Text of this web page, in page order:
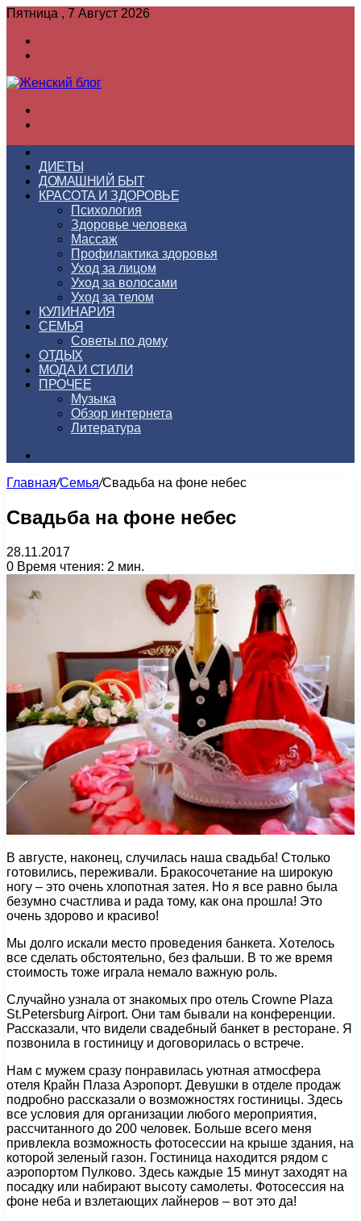
Пятница , 7 Август 2026
ДИЕТЫ
ДОМАШНИЙ БЫТ
КРАСОТА И ЗДОРОВЬЕ
Психология
Здоровье человека
Массаж
Профилактика здоровья
Уход за лицом
Уход за волосами
Уход за телом
КУЛИНАРИЯ
СЕМЬЯ
Советы по дому
ОТДЫХ
МОДА И СТИЛИ
ПРОЧЕЕ
Музыка
Обзор интернета
Литература
Главная/Семья/Свадьба на фоне небес
Свадьба на фоне небес
28.11.2017
0 Время чтения: 2 мин.
В августе, наконец, случилась наша свадьба! Столько
готовились, переживали. Бракосочетание на широкую
ногу – это очень хлопотная затея. Но я все равно была
безумно счастлива и рада тому, как она прошла! Это
очень здорово и красиво!
Мы долго искали место проведения банкета. Хотелось
все сделать обстоятельно, без фальши. В то же время
стоимость тоже играла немало важную роль.
Случайно узнала от знакомых про отель Crowne Plaza
St.Petersburg Airport. Они там бывали на конференции.
Рассказали, что видели свадебный банкет в ресторане. Я
позвонила в гостиницу и договорилась о встрече.
Нам с мужем сразу понравилась уютная атмосфера
отеля Крайн Плаза Аэропорт. Девушки в отделе продаж
подробно рассказали о возможностях гостиницы. Здесь
все условия для организации любого мероприятия,
рассчитанного до 200 человек. Больше всего меня
привлекла возможность фотосессии на крыше здания, на
которой зеленый газон. Гостиница находится рядом с
аэропортом Пулково. Здесь каждые 15 минут заходят на
посадку или набирают высоту самолеты. Фотосессия на
фоне неба и взлетающих лайнеров – вот это да!